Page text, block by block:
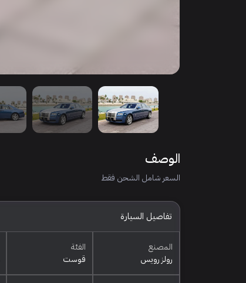
الوصف
السعر شامل الشحن فقط
تفاصيل السيارة
المصنع
رولز رويس
الفئة
قوست